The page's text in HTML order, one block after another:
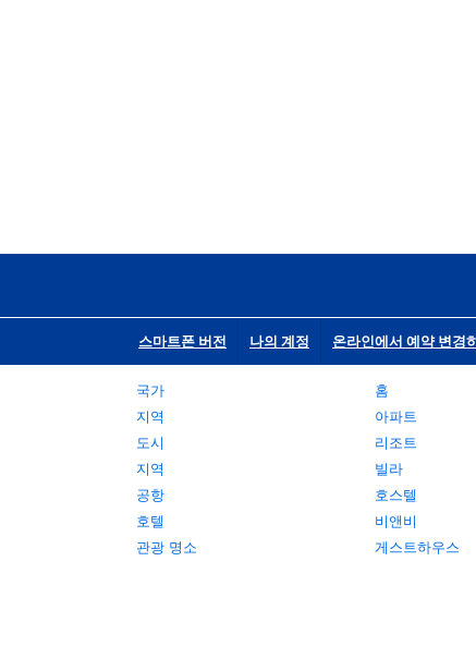
스마트폰 버전 나의 계정 온라인에서 예약 변경
국가
지역
도시
지역
공항
호텔
관광 명소
홈
아파트
리조트
빌라
호스텔
비앤비
게스트하우스